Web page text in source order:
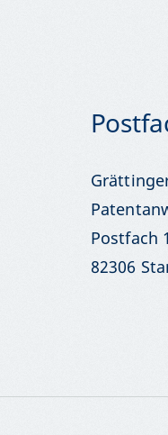
Postfach
82306